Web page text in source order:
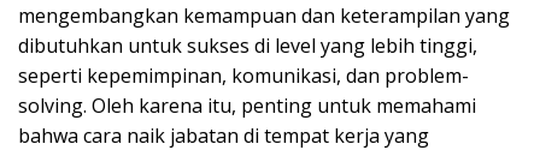
mengembangkan kemampuan dan keterampilan yang
dibutuhkan untuk sukses di level yang lebih tinggi,
seperti kepemimpinan, komunikasi, dan problem-
solving. Oleh karena itu, penting untuk memahami
bahwa cara naik jabatan di tempat kerja yang